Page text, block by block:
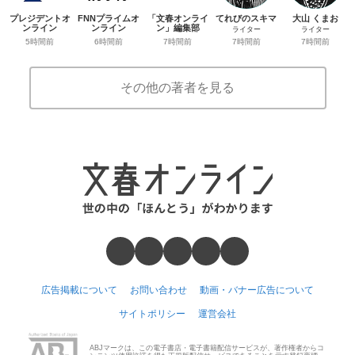
プレジデントオ
ンライン
5時間前
FNNプライムオ
ンライン
6時間前
「文春オンライ
ン」編集部
7時間前
てれびのスキマ
ライター
7時間前
大山 くまお
ライター
7時間前
その他の著者を見る
広告掲載について お問い合わせ 動画・バナー広告について
サイトポリシー 運営会社
ABJマークは、この電子書店・電子書籍配信サービスが、著作権者からコ